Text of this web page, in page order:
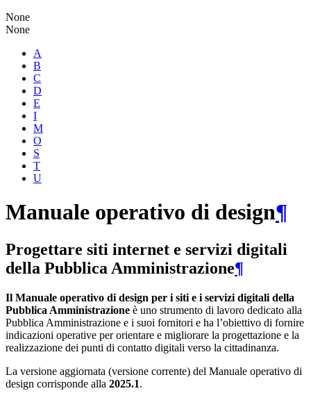
None
None
A
B
C
D
E
I
M
O
S
T
U
Manuale operativo di design¶
Progettare siti internet e servizi digitali
della Pubblica Amministrazione¶
Il Manuale operativo di design per i siti e i servizi digitali della
Pubblica Amministrazione è uno strumento di lavoro dedicato alla
Pubblica Amministrazione e i suoi fornitori e ha l’obiettivo di fornire
indicazioni operative per orientare e migliorare la progettazione e la
realizzazione dei punti di contatto digitali verso la cittadinanza.
La versione aggiornata (versione corrente) del Manuale operativo di
design corrisponde alla 2025.1.